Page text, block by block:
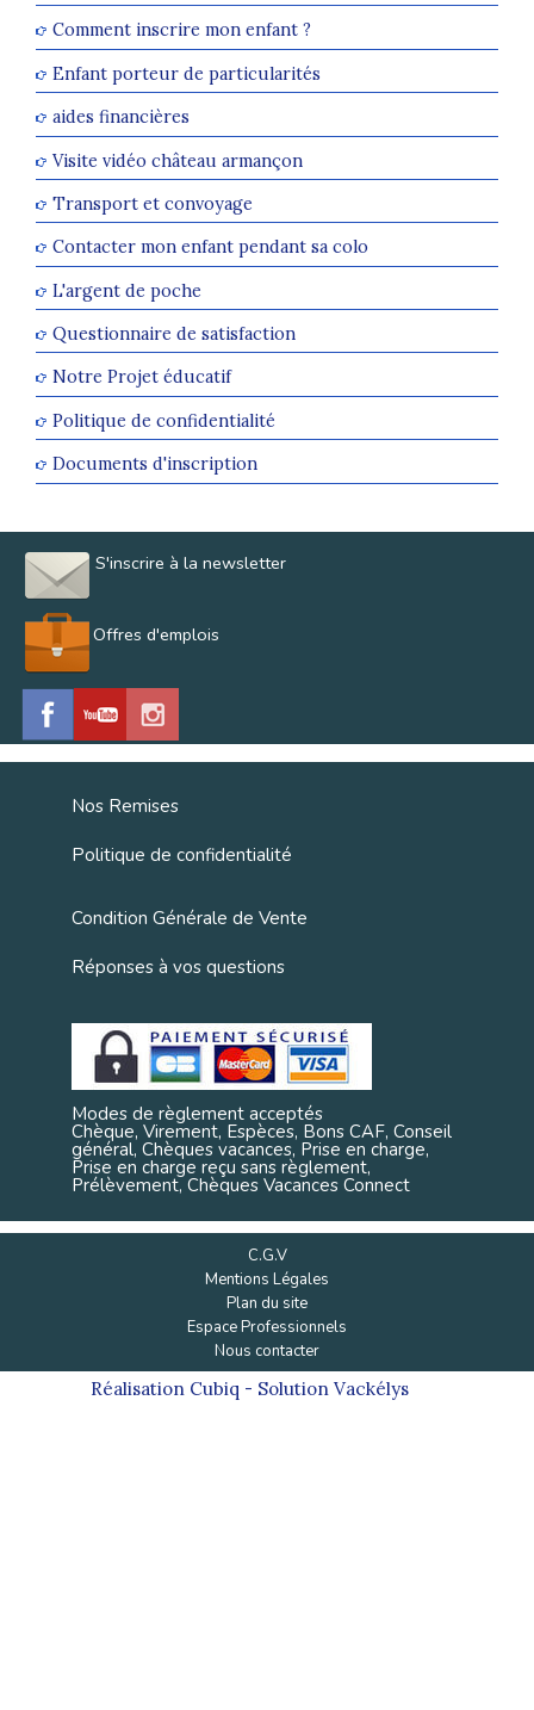
Comment inscrire mon enfant ?
Enfant porteur de particularités
aides financières
Visite vidéo château armançon
Transport et convoyage
Contacter mon enfant pendant sa colo
L'argent de poche
Questionnaire de satisfaction
Notre Projet éducatif
Politique de confidentialité
Documents d'inscription
S'inscrire à la newsletter
Offres d'emplois
Nos Remises
Politique de confidentialité
Condition Générale de Vente
Réponses à vos questions
Modes de règlement acceptés
Chèque, Virement, Espèces, Bons CAF, Conseil
général, Chèques vacances, Prise en charge,
Prise en charge reçu sans règlement,
Prélèvement, Chèques Vacances Connect
C.G.V
Mentions Légales
Plan du site
Espace Professionnels
Nous contacter
Réalisation Cubiq - Solution Vackélys